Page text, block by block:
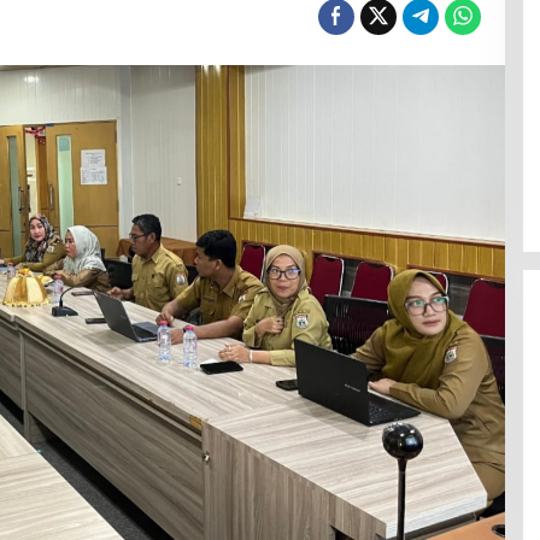
Efektif Cegah Kemacetan BBM,
Pos Pantau Polresta Mamuju
Amankan Jalur SPBU Kali Mamuju